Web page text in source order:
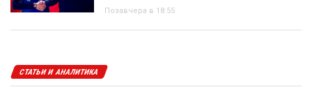
Позавчера в 18:55
СТАТЬИ И АНАЛИТИКА